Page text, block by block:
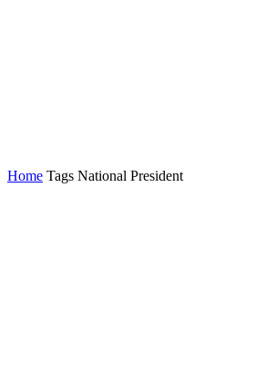
Home Tags National President